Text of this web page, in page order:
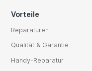
Vorteile
Reparaturen
Qualität & Garantie
Handy-Reparatur